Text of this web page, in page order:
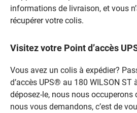
informations de livraison, et vous
récupérer votre colis.
Visitez votre Point d’accès
Vous avez un colis à expédier?
d’accès UPS® au 180 WILSON ST
déposez-le, nous nous occuperons
nous vous demandons, c’est de